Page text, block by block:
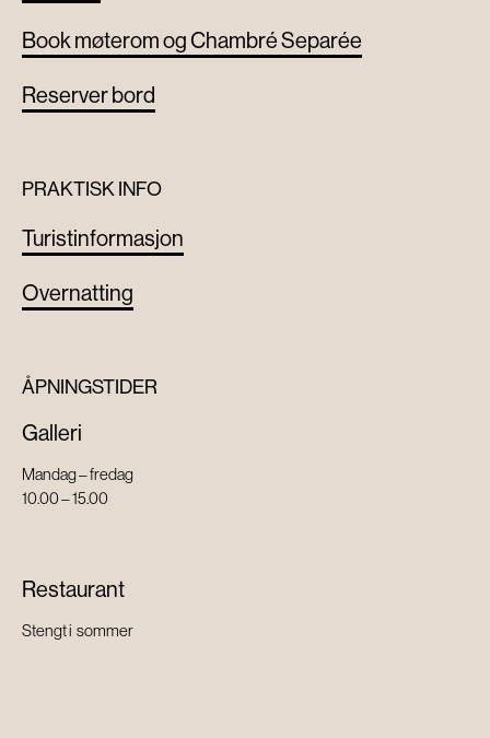
Book møterom og Chambré Separée
Reserver bord
PRAKTISK INFO
Turistinformasjon
Overnatting
ÅPNINGSTIDER
Galleri
Mandag – fredag
10.00 – 15.00
Restaurant
Stengt i sommer